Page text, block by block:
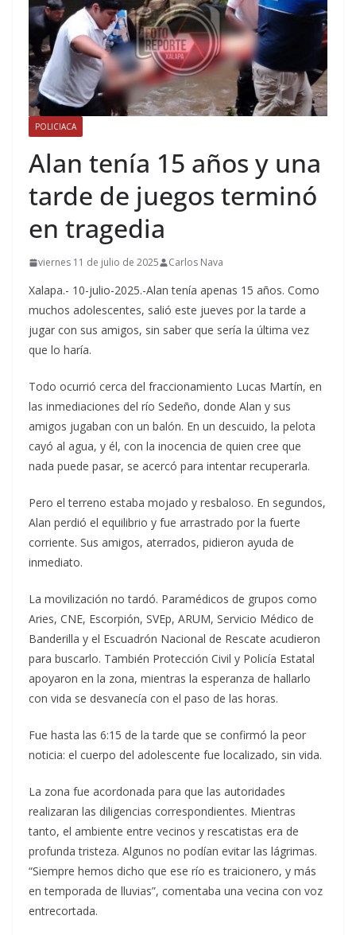
POLICIACA
Alan tenía 15 años y una
tarde de juegos terminó
en tragedia
viernes 11 de julio de 2025 Carlos Nava
Xalapa.- 10-julio-2025.-Alan tenía apenas 15 años. Como
muchos adolescentes, salió este jueves por la tarde a
jugar con sus amigos, sin saber que sería la última vez
que lo haría.
Todo ocurrió cerca del fraccionamiento Lucas Martín, en
las inmediaciones del río Sedeño, donde Alan y sus
amigos jugaban con un balón. En un descuido, la pelota
cayó al agua, y él, con la inocencia de quien cree que
nada puede pasar, se acercó para intentar recuperarla.
Pero el terreno estaba mojado y resbaloso. En segundos,
Alan perdió el equilibrio y fue arrastrado por la fuerte
corriente. Sus amigos, aterrados, pidieron ayuda de
inmediato.
La movilización no tardó. Paramédicos de grupos como
Aries, CNE, Escorpión, SVEp, ARUM, Servicio Médico de
Banderilla y el Escuadrón Nacional de Rescate acudieron
para buscarlo. También Protección Civil y Policía Estatal
apoyaron en la zona, mientras la esperanza de hallarlo
con vida se desvanecía con el paso de las horas.
Fue hasta las 6:15 de la tarde que se confirmó la peor
noticia: el cuerpo del adolescente fue localizado, sin vida.
La zona fue acordonada para que las autoridades
realizaran las diligencias correspondientes. Mientras
tanto, el ambiente entre vecinos y rescatistas era de
profunda tristeza. Algunos no podían evitar las lágrimas.
“Siempre hemos dicho que ese río es traicionero, y más
en temporada de lluvias”, comentaba una vecina con voz
entrecortada.